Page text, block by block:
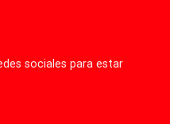
sociales para estar